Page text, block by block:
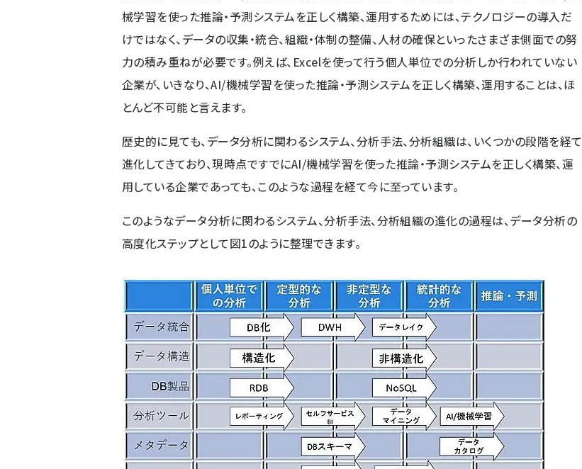
械学習を使った推論・予測システムを正しく構築、運用するためには、テクノロジーの導入だ
けではなく、データの収集・統合、組織・体制の整備、人材の確保といったさまざま側面での努
力の積み重ねが必要です。例えば、Excelを使って行う個人単位での分析しか行われていない
企業が、いきなり、AI/機械学習を使った推論・予測システムを正しく構築、運用することは、ほ
とんど不可能と言えます。
歴史的に見ても、データ分析に関わるシステム、分析手法、分析組織は、いくつかの段階を経て
進化してきており、現時点ですでにAI/機械学習を使った推論・予測システムを正しく構築、運
用している企業であっても、このような過程を経て今に至っています。
このようなデータ分析に関わるシステム、分析手法、分析組織の進化の過程は、データ分析の
高度化ステップとして図1のように整理できます。